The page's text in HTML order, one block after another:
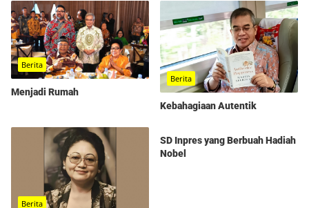
Berita
Menjadi Rumah
Berita
Kebahagiaan Autentik
Berita
SD Inpres yang Berbuah Hadiah
Nobel